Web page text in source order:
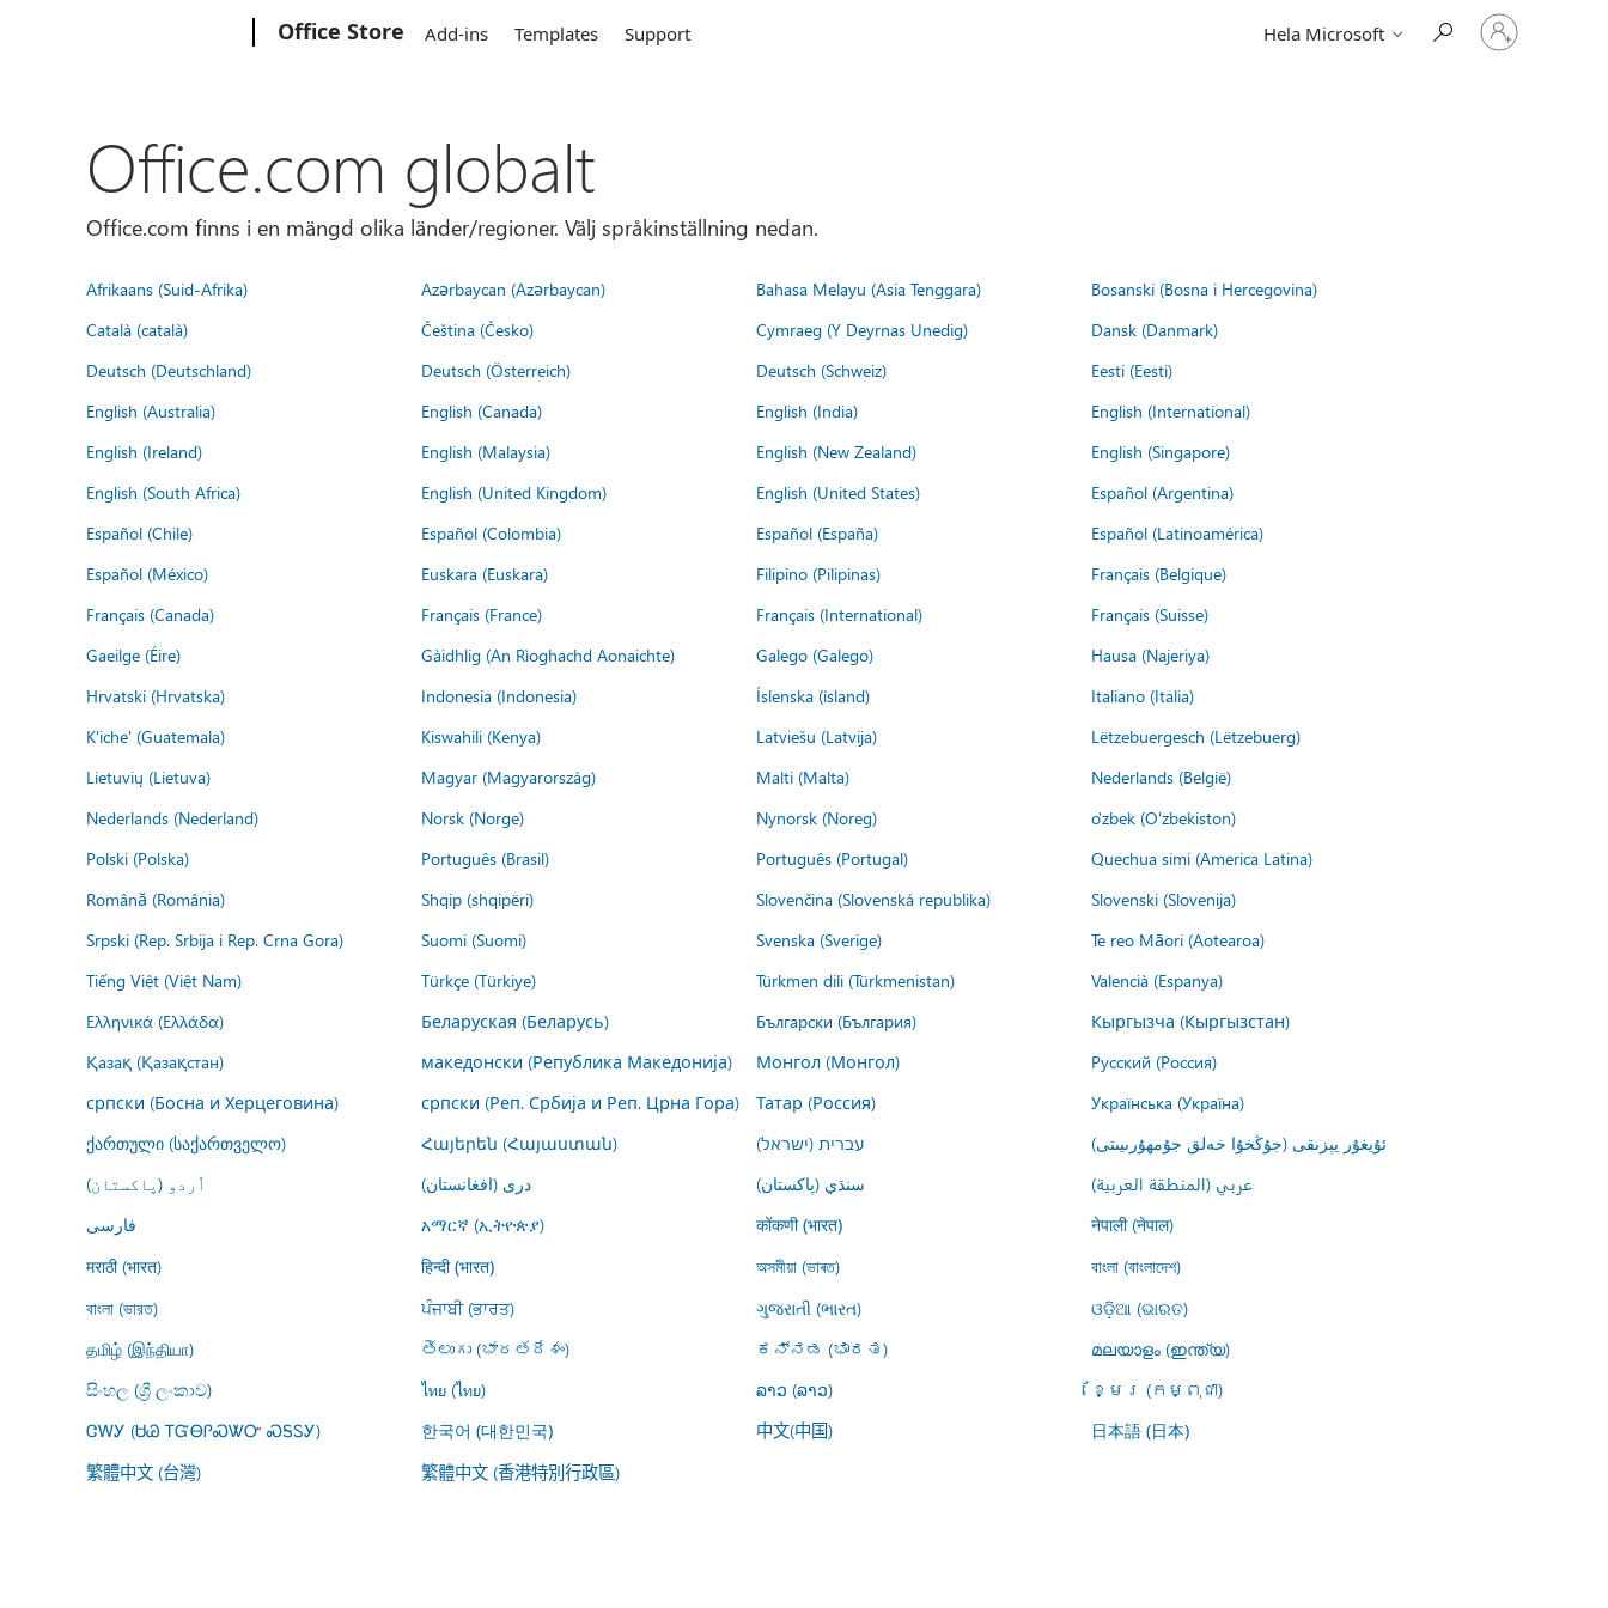
Office Store Add-ins Templates Support Hela Microsoft
Logga
in
Office.com globalt
Office.com finns i en mängd olika länder/regioner. Välj språkinställning nedan.
Afrikaans (Suid-Afrika) Azərbaycan (Azərbaycan) Bahasa Melayu (Asia Tenggara)
Bosanski (Bosna i Hercegovina)
Català (català)
Čeština (Česko) Cymraeg (Y Deyrnas Unedig)
Dansk (Danmark)
Deutsch (Deutschland)
Deutsch (Österreich) Deutsch (Schweiz)
Eesti (Eesti)
English (Australia)
English (Canada) English (India)
English (International)
English (Ireland)
English (Malaysia) English (New Zealand)
English (Singapore)
English (South Africa)
English (United Kingdom) English (United States)
Español (Argentina)
Español (Chile)
Español (Colombia) Español (España)
Español (Latinoamérica)
Español (México)
Euskara (Euskara) Filipino (Pilipinas)
Français (Belgique)
Français (Canada)
Français (France) Français (International)
Français (Suisse)
Gaeilge (Éire)
Gàidhlig (An Rìoghachd Aonaichte) Galego (Galego)
Hausa (Najeriya)
Hrvatski (Hrvatska)
Indonesia (Indonesia) Íslenska (ísland)
Italiano (Italia)
K'iche' (Guatemala)
Kiswahili (Kenya) Latviešu (Latvija)
Lëtzebuergesch (Lëtzebuerg)
Lietuvių (Lietuva)
Magyar (Magyarország) Malti (Malta)
Nederlands (België)
Nederlands (Nederland)
Norsk (Norge) Nynorsk (Noreg)
o'zbek (O'zbekiston)
Polski (Polska)
Português (Brasil) Português (Portugal)
Quechua simi (America Latina)
Română (România)
Shqip (shqipëri) Slovenčina (Slovenská republika)
Slovenski (Slovenija)
Srpski (Rep. Srbija i Rep. Crna Gora)
Suomi (Suomi) Svenska (Sverige)
Te reo Māori (Aotearoa)
Tiếng Việt (Việt Nam)
Türkçe (Türkiye) Türkmen dili (Türkmenistan)
Valencià (Espanya)
Ελληνικά (Ελλάδα)
Беларуская (Беларусь) Български (България)
Кыргызча (Кыргызстан)
Қазақ (Қазақстан)
македонски (Република Македонија) Монгол (Монгол)
Русский (Россия)
српски (Босна и Херцеговина)
српски (Реп. Србија и Реп. Црна Гора) Татар (Россия)
Українська (Україна)
ქართული (საქართველო)
Հայերեն (Հայաստան) עברית (ישראל)
ئۇيغۇر يېزىقى (جۇڭخۇا خەلق جۇمھۇرىيىتى)
اُردو (پاکستان)
درى (افغانستان) سنڌي (پاکستان)
عربي (المنطقة العربية)
فارسى
አማርኛ (ኢትዮጵያ) कोंकणी (भारत)
नेपाली (नेपाल)
मराठी (भारत)
हिन्दी (भारत) অসমীয়া (ভাৰত)
বাংলা (বাংলাদেশ)
বাংলা (ভারত)
ਪੰਜਾਬੀ (ਭਾਰਤ) ગુજરાતી (ભારત)
ଓଡ଼ିଆ (ଭାରତ)
தமிழ் (இந்தியா)
తెలుగు (భారతదేశం) ಕನ್ನಡ (ಭಾರತ)
മലയാളം (ഇന്ത്യ)
සිංහල (ශ්‍රී ලංකාව)
ไทย (ไทย) ລາວ (ລາວ)
ខ្មែរ (កម្ពុជា)
ᏣᎳᎩ (ᏌᏊ ᎢᏳᎾᎵᏍᏔᏅ ᏍᎦᏚᎩ)
한국어 (대한민국) 中文(中国) 日本語 (日本)
繁體中文 (台灣) 繁體中文 (香港特別行政區)